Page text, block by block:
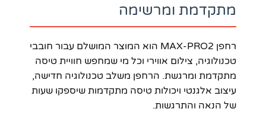
מתקדמת ומרשימה
רחפן MAX-PRO2 הוא המוצר המושלם עבור חובבי
טכנולוגיה, צילום אווירי וכל מי שמחפש חוויית טיסה
מתקדמת ומרגשת. הרחפן משלב טכנולוגיה חדישה,
עיצוב אלגנטי ויכולות טיסה מתקדמות שיספקו שעות
של הנאה והתרגשות.